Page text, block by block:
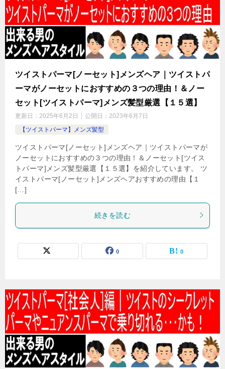
ツイストパーマ[ノーセット]メンズヘア｜ツイストパ
ーマがノーセットにおすすめの３つの理由！＆ノー
セット[ツイストパーマ]メンズ髪型厳選【１５選】
更新日： 2025年6月2日 公開日： 2023年6月7日
【ツイストパーマ】メンズ髪型
ツイストパーマ[ノーセット]メンズヘア｜ツイストパーマが
ノーセットにおすすめの３つの理由！＆ノーセット[ツイス
トパーマ]メンズ髪型厳選【１５選】を紹介しています。 ツ
イストパーマ[ノーセット]メンズヘアおすすめの理由【１
[…]
続きを読む
0 0